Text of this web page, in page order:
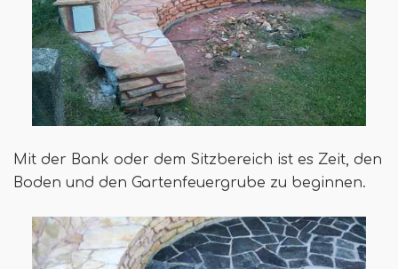
Mit der Bank oder dem Sitzbereich ist es Zeit, den
Boden und den Gartenfeuergrube zu beginnen.